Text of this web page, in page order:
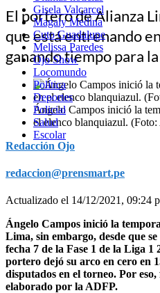
Gisela Valcarcel
Magaly Medina
Cuto Guadalupe
Melissa Paredes
Ojo Show
Locomundo
Política
Deportes
Policial
Salud
Escolar
El portero de Alianza
que está entrenando
ganando tiempo para
Ángelo Campos inició la
el elenco blanquiazul.
Redacción Ojo
redaccion@prensmart.pe
Actualizado el 14/12/2021, 09:24
Ángelo Campos inició la
Lima, sin embargo, desde que
fecha 7 de la Fase 1 de la Liga 1
portero dejó su arco en cero en
disputados en el torneo. Por
elaborado por la ADFP.